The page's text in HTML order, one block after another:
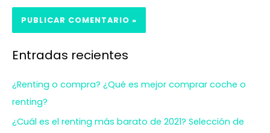
Entradas recientes
¿Renting o compra? ¿Qué es mejor comprar coche o
renting?
¿Cuál es el renting más barato de 2021? Selección de